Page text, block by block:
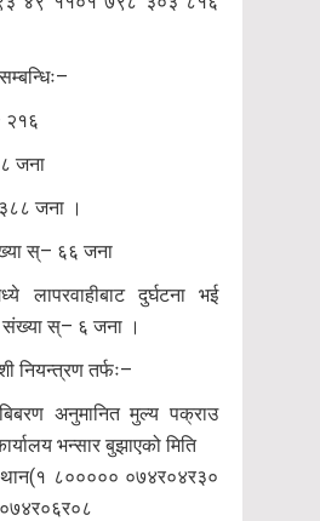
२१६
जना
जना ।
स्– ६६ जना
लापरवाहीबाट दुर्घटना भई
स्– ६ जना ।
नियन्त्रण तर्फः–
अनुमानित मुल्य पक्राउ
भन्सार बुझाएको मिति
थान(१ ८००००० ०७४र०४र३०